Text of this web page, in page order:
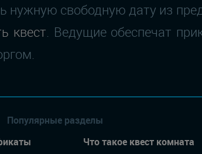
нужную свободную дату из
квест. Ведущие обеспечат
Популярные разделы
Что такое квест комната